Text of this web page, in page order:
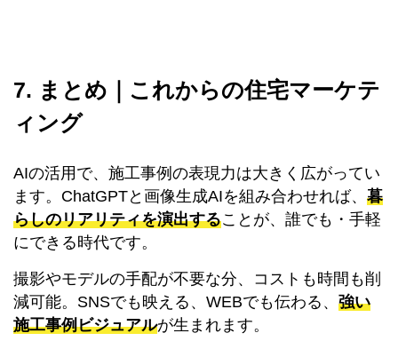
7. まとめ｜これからの住宅マーケテ
ィング
AIの活用で、施工事例の表現力は大きく広がってい
ます。ChatGPTと画像生成AIを組み合わせれば、 暮
らしのリアリティを演出することが、誰でも・手軽
にできる時代です。
撮影やモデルの手配が不要な分、コストも時間も削
減可能。SNSでも映える、WEBでも伝わる、 強い
施工事例ビジュアルが生まれます。